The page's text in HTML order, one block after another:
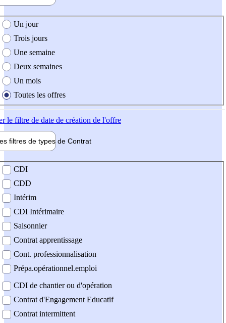
création de l'offre
Un jour
Trois jours
Une semaine
Deux semaines
Un mois
Toutes les offres
le filtre de date de création de l'offre
filtres de types de Contrat
contrat
CDI
CDD
Intérim
CDI Intérimaire
Saisonnier
Contrat apprentissage
Cont. professionnalisation
Prépa.opérationnel.emploi
CDI de chantier ou d'opération
Contrat d'Engagement Educatif
Contrat intermittent